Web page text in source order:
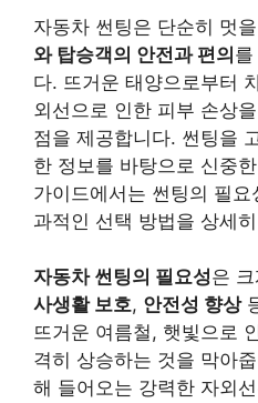
자동차 썬팅은 단순히 멋
와 탑승객의 안전과 편의
다. 뜨거운 태양으로부터
외선으로 인한 피부 손상
점을 제공합니다. 썬팅을
한 정보를 바탕으로 신중
가이드에서는 썬팅의 필
과적인 선택 방법을 상세
자동차 썬팅의 필요성은 크
사생활 보호, 안전성 향상
뜨거운 여름철, 햇빛으로
격히 상승하는 것을 막아
해 들어오는 강력한 자외